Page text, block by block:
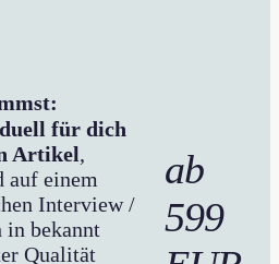
für dich
Artikel,
auf einem
Interview /
in bekannt
Qualität
ab
599